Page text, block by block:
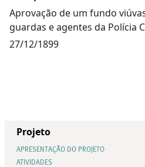
Aprovação de um fundo
guardas e agentes da Polícia
27/12/1899
Projeto
APRESENTAÇÃO DO PROJETO
ATIVIDADES